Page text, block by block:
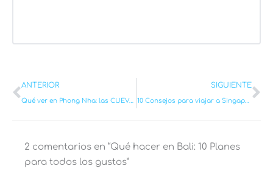
Ant
ANTERIOR
Qué ver en Phong Nha: las CUEVAS más espectaculares de Vietnam [GUÍA COMPLETA 2026]
SIGUIENTE
10 Consejos para viajar a Singapur sin cagarla en 2026
2 comentarios en “Qué hacer en Bali: 10 Planes
para todos los gustos”